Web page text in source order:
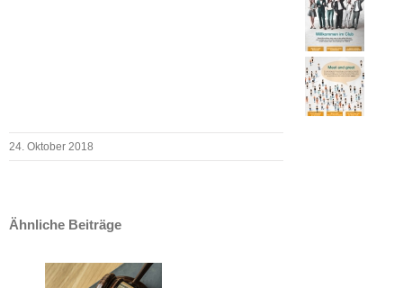
24. Oktober 2018
Ähnliche Beiträge